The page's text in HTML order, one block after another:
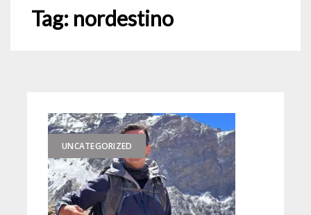
Tag: nordestino
UNCATEGORIZED